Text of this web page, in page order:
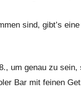
sind, gibt’s
um genau zu
Bar mit feinen